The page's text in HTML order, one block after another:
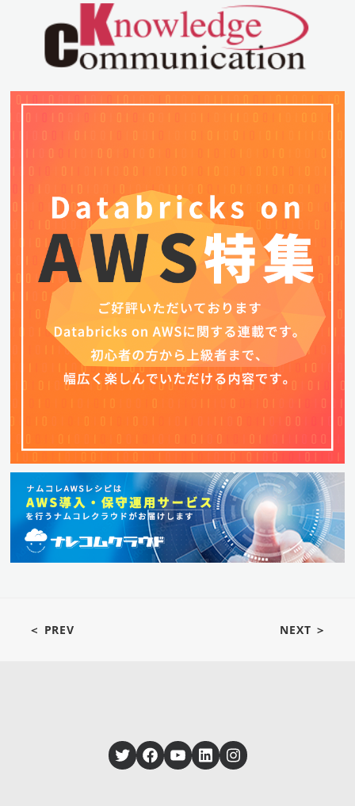
＜ PREV NEXT ＞
Twitter Facebook YouTube LinkedIn Instagram